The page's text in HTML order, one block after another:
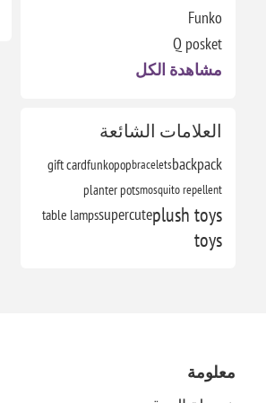
Funko
Q posket
مشاهدة الكل
العلامات الشائعة
backpack
bracelets
funkopop
gift card
mosquito repellent
planter pots
plush toys
supercute
table lamps
toys
معلومة